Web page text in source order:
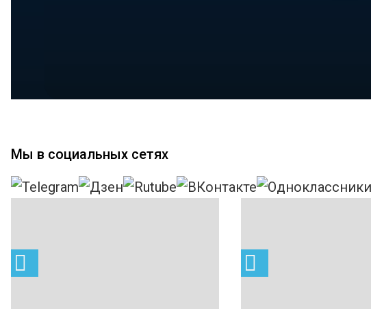
Мы в социальных сетях